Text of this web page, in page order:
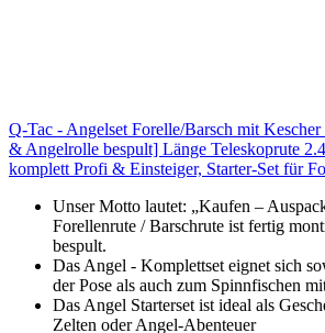
Q-Tac - Angelset Forelle/Barsch mit
& Angelrolle bespult] Länge Teleskoprute
komplett Profi & Einsteiger, Starter-Set für
Unser Motto lautet: „Kaufen –
Forellenrute / Barschrute ist fertig
bespult.
Das Angel - Komplettset eignet sich
der Pose als auch zum Spinnfischen
Das Angel Starterset ist ideal als
Zelten oder Angel-Abenteuer